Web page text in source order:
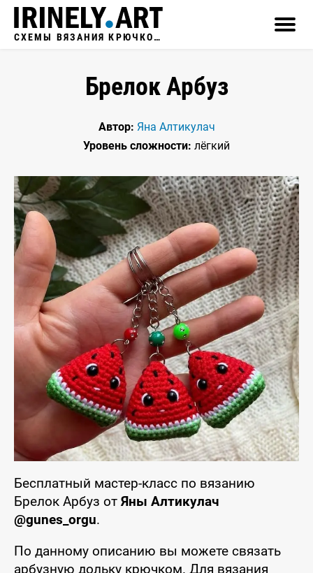
СХЕМЫ ВЯЗАНИЯ КРЮЧКОМ
Брелок Арбуз
Автор: Яна Алтикулач
Уровень сложности: лёгкий
Бесплатный мастер-класс по вязанию
Брелок Арбуз от Яны Алтикулач
@gunes_orgu.
По данному описанию вы можете связать
арбузную дольку крючком. Для вязания